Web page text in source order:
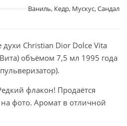
Ваниль, Кедр, Мускус, Сандал
Christian Dior Dolce Vita
объёмом 7,5 мл 1995 года
флакон! Продаётся
фото. Аромат в отличной